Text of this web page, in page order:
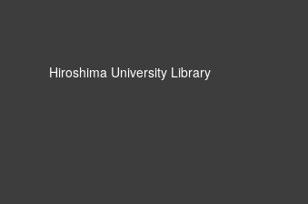
Hiroshima University Library